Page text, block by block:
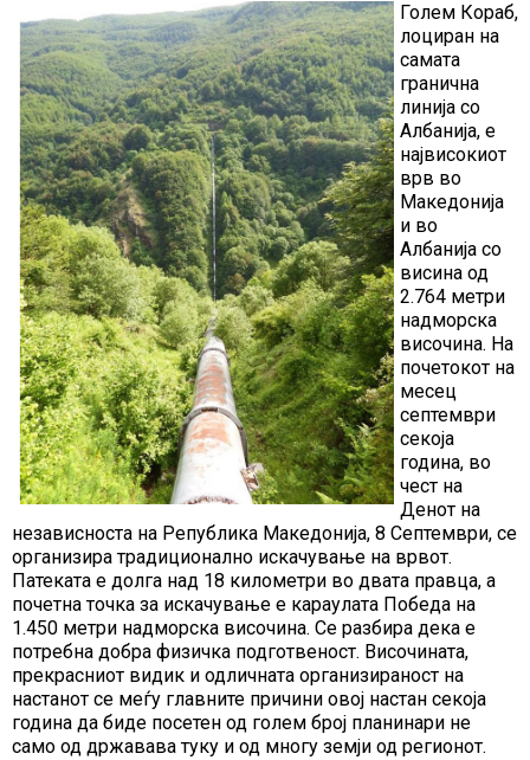
Голем Кораб,
лоциран на
самата
гранична
линија со
Албанија, е
највисокиот
врв во
Македонија
и во
Албанија со
висина од
2.764 метри
надморска
височина. На
почетокот на
месец
септември
секоја
година, во
чест на
Денот на
независноста на Република Македонија, 8 Септември, се
организира традиционално искачување на врвот.
Патеката е долга над 18 километри во двата правца, а
почетна точка за искачување е караулата Победа на
1.450 метри надморска височина. Се разбира дека е
потребна добра физичка подготвеност. Височината,
прекрасниот видик и одличната организираност на
настанот се меѓу главните причини овој настан секоја
година да биде посетен од голем број планинари не
само од државава туку и од многу земји од регионот.